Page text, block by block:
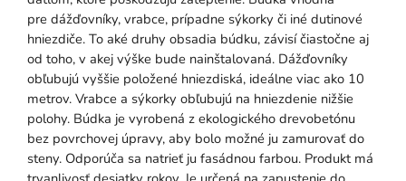
pre dážďovníky, vrabce, prípadne sýkorky či iné dutinové
hniezdiče. To aké druhy obsadia búdku, závisí čiastočne aj
od toho, v akej výške bude nainštalovaná. Dážďovníky
obľubujú vyššie položené hniezdiská, ideálne viac ako 10
metrov. Vrabce a sýkorky obľubujú na hniezdenie nižšie
polohy. Búdka je vyrobená z ekologického drevobetónu
bez povrchovej úpravy, aby bolo možné ju zamurovať do
steny. Odporúča sa natrieť ju fasádnou farbou. Produkt má